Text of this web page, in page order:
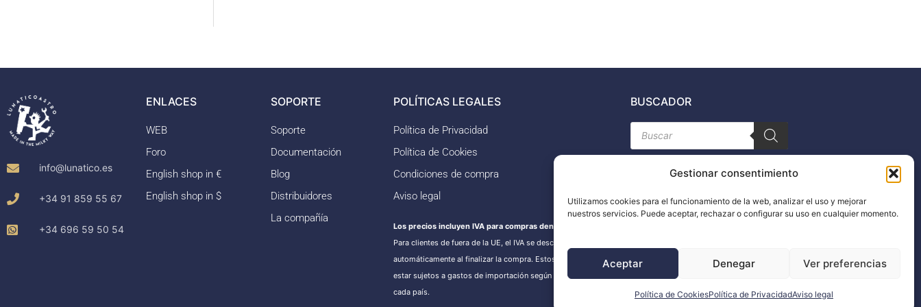
Gestionar consentimiento
Utilizamos cookies para el funcionamiento de la web, analizar el uso y mejorar
nuestros servicios. Puede aceptar, rechazar o configurar su uso en cualquier momento.
Aceptar Denegar Ver preferencias
Política de CookiesPolítica de PrivacidadAviso legal
info@lunatico.es
+34 91 859 55 67
+34 696 59 50 54
ENLACES
WEB
Foro
English shop in €
English shop in $
SOPORTE
Soporte
Documentación
Blog
Distribuidores
La compañía
POLÍTICAS LEGALES
Política de Privacidad
Política de Cookies
Condiciones de compra
Aviso legal
Los precios incluyen IVA para compras dentro de la UE.
Para clientes de fuera de la UE, el IVA se descontará
automáticamente al finalizar la compra. Estos pedidos pueden
estar sujetos a gastos de importación según la normativa de
cada país.
BUSCADOR
Búsqueda
de
productos